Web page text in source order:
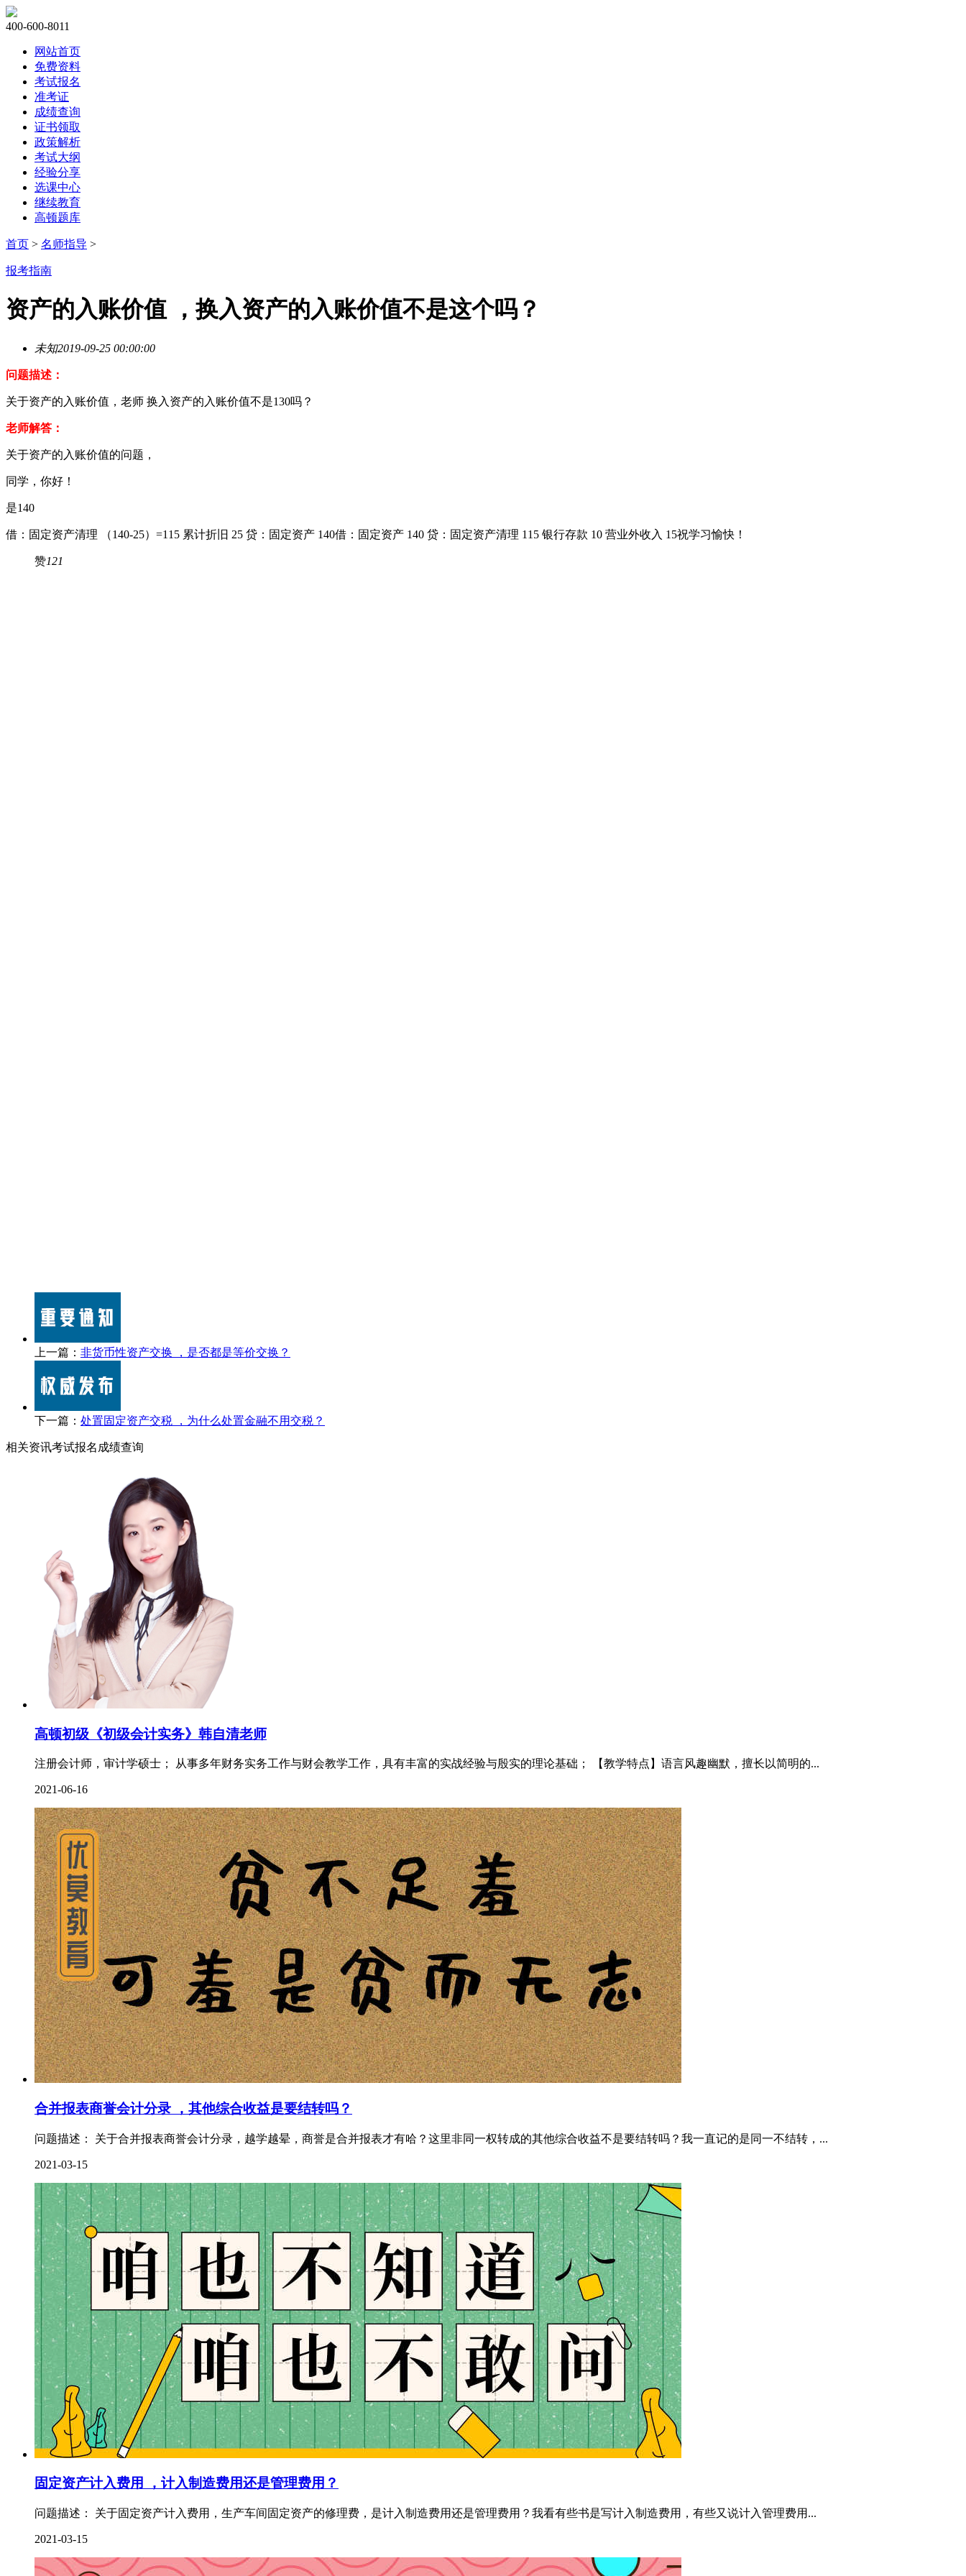
400-600-8011
网站首页
免费资料
考试报名
准考证
成绩查询
证书领取
政策解析
考试大纲
经验分享
选课中心
继续教育
高顿题库
首页 > 名师指导 >
报考指南
资产的入账价值 ，换入资产的入账价值不是这个吗？
未知2019-09-25 00:00:00
问题描述：
关于资产的入账价值，老师 换入资产的入账价值不是130吗？
老师解答：
关于资产的入账价值的问题，
同学，你好！
是140
借：固定资产清理 （140-25）=115 累计折旧 25 贷：固定资产 140借：固定资产 140 贷：固定资产清理 115 银行存款 10 营业外收入 15祝学习愉快！
赞121
上一篇： 非货币性资产交换 ，是否都是等价交换？
下一篇： 处置固定资产交税 ，为什么处置金融不用交税？
相关资讯考试报名 成绩查询
高顿初级《初级会计实务》韩自清老师
注册会计师，审计学硕士； 从事多年财务实务工作与财会教学工作，具有丰富的实战经验与殷实的理论基础； 【教学特点】语言风趣幽默，擅长以简明的...
2021-06-16
合并报表商誉会计分录 ，其他综合收益是要结转吗？
问题描述： 关于合并报表商誉会计分录，越学越晕，商誉是合并报表才有哈？这里非同一权转成的其他综合收益不是要结转吗？我一直记的是同一不结转，...
2021-03-15
固定资产计入费用 ，计入制造费用还是管理费用？
问题描述： 关于固定资产计入费用，生产车间固定资产的修理费，是计入制造费用还是管理费用？我看有些书是写计入制造费用，有些又说计入管理费用...
2021-03-15